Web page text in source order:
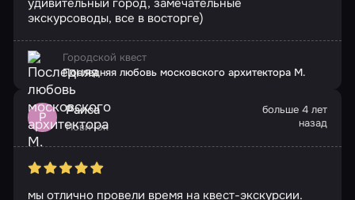
удивительный город, замечательные
экскурсоводы, все в восторге)
Городской квест
Последняя любовь московского архитектора М.
Р Раиса
Новичок
больше 4 лет
назад
мы отлично провели время на квест-экскурсии.